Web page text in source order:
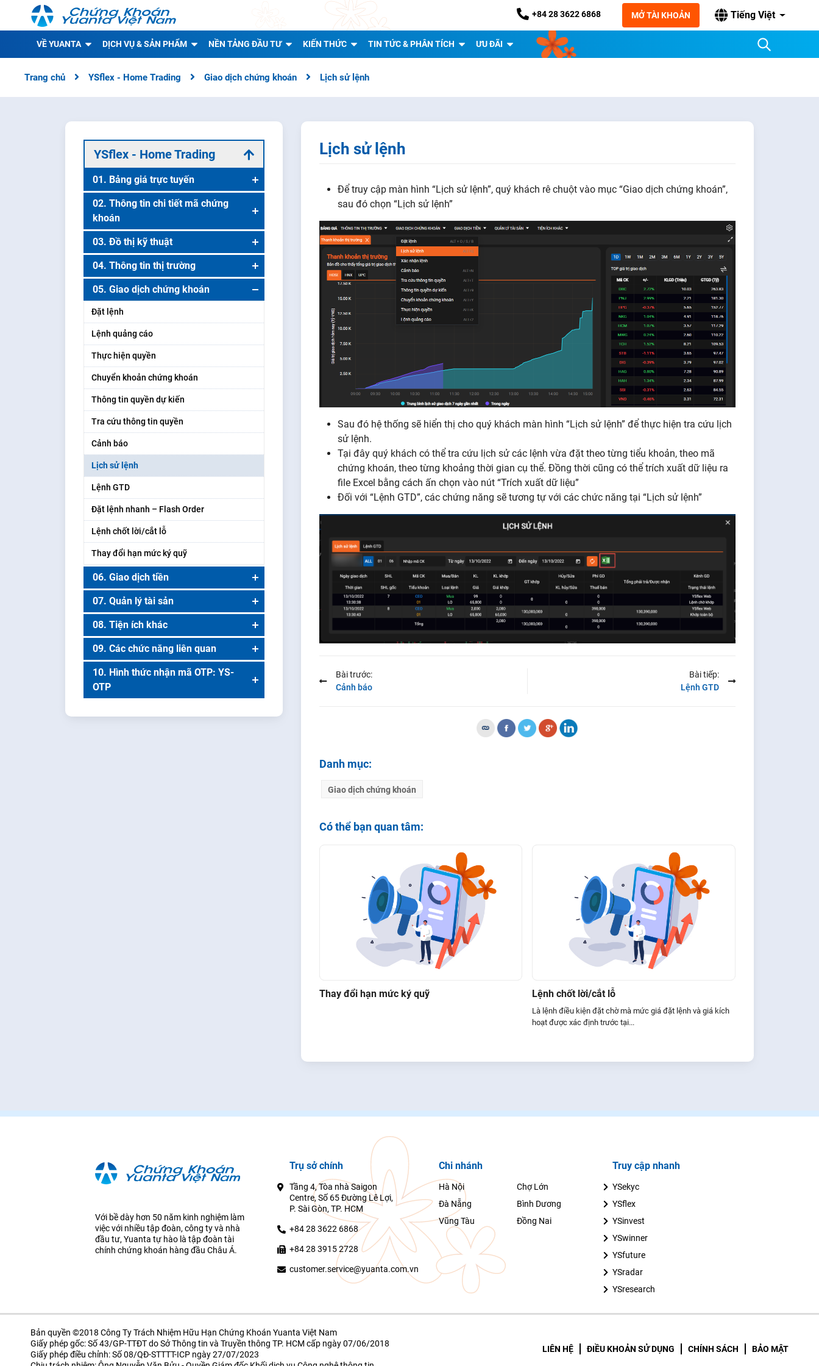
+84 28 3622 6868 MỞ TÀI KHOẢN Tiếng Việt
VỀ YUANTA DỊCH VỤ & SẢN PHẨM NỀN TẢNG ĐẦU TƯ KIẾN THỨC TIN TỨC & PHÂN TÍCH ƯU ĐÃI
Trang chủ YSflex - Home Trading Giao dịch chứng khoán Lịch sử lệnh
YSflex - Home Trading
01. Bảng giá trực tuyến
Danh mục theo dõi
Danh mục chứng khoán
Bảng giá lô lẻ
Danh mục khuyến nghị
Danh mục chứng quyền
02. Thông tin chi tiết mã chứng
khoán
Thông tin chi tiết mã chứng khoán
03. Đồ thị kỹ thuật
Đồ thị kỹ thuật
04. Thông tin thị trường
Phân tích thị trường
Vốn hóa thị trường
Thanh khoản thị trường
Giao dịch khối ngoại
Tin tức – sự kiện
05. Giao dịch chứng khoán
Đặt lệnh
Lệnh quảng cáo
Thực hiện quyền
Chuyển khoản chứng khoán
Thông tin quyền dự kiến
Tra cứu thông tin quyền
Cảnh báo
Lịch sử lệnh
Lệnh GTD
Đặt lệnh nhanh – Flash Order
Lệnh chốt lời/cắt lỗ
Thay đổi hạn mức ký quỹ
06. Giao dịch tiền
Chuyển khoản nội bộ
Ứng trước tiền bán
Yêu cầu rút tiền
07. Quản lý tài sản
Tổng quan tài sản
Sao kê giao dịch
Xác nhận lệnh
Bán theo tỷ lệ
08. Tiện ích khác
Quản lý thông tin tài khoản ngân hàng
Danh sách CK ký quỹ
Trung tâm nghiên cứu
09. Các chức năng liên quan
Đổi ngôn ngữ
Đăng nhập
10. Hình thức nhận mã OTP: YS-
OTP
Lịch sử lệnh
Để truy cập màn hình “Lịch sử lệnh”, quý khách rê chuột vào mục “Giao dịch chứng khoán”,
sau đó chọn “Lịch sử lệnh”
Sau đó hệ thống sẽ hiển thị cho quý khách màn hình “Lịch sử lệnh” để thực hiện tra cứu lịch
sử lệnh.
Tại đây quý khách có thể tra cứu lịch sử các lệnh vừa đặt theo từng tiểu khoản, theo mã
chứng khoán, theo từng khoảng thời gian cụ thể. Đồng thời cũng có thể trích xuất dữ liệu ra
file Excel bằng cách ấn chọn vào nút “Trích xuất dữ liệu”
Đối với “Lệnh GTD”, các chứng năng sẽ tương tự với các chức năng tại “Lịch sử lệnh”
Bài trước:
Cảnh báo
Bài tiếp:
Lệnh GTD
Danh mục:
Giao dịch chứng khoán
Có thể bạn quan tâm:
Thay đổi hạn mức ký quỹ Lệnh chốt lời/cắt lỗ
Là lệnh điều kiện đặt chờ mà mức giá đặt lệnh và giá kích
hoạt được xác định trước tại...
Với bề dày hơn 50 năm kinh nghiệm làm
việc với nhiều tập đoàn, công ty và nhà
đầu tư, Yuanta tự hào là tập đoàn tài
chính chứng khoán hàng đầu Châu Á.
Trụ sở chính
Tầng 4, Tòa nhà Saigon
Centre, Số 65 Đường Lê Lợi,
P. Sài Gòn, TP. HCM
+84 28 3622 6868
+84 28 3915 2728
customer.service@yuanta.com.vn
Chi nhánh
Hà Nội
Chợ Lớn
Đà Nẵng
Bình Dương
Vũng Tàu
Đồng Nai
Truy cập nhanh
YSekyc
YSflex
YSinvest
YSwinner
YSfuture
YSradar
YSresearch
Bản quyền ©2018 Công Ty Trách Nhiệm Hữu Hạn Chứng Khoán Yuanta Việt Nam
Giấy phép gốc: Số 43/GP-TTĐT do Sở Thông tin và Truyền thông TP. HCM cấp ngày 07/06/2018
Giấy phép điều chỉnh: Số 08/QĐ-STTTT-ICP ngày 27/07/2023
LIÊN HỆ ĐIỀU KHOẢN SỬ DỤNG CHÍNH SÁCH BẢO MẬT